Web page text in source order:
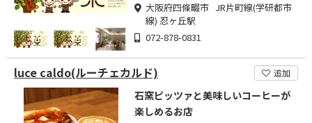
大阪府四條畷市 JR片町線(学研都市
線) 忍ヶ丘駅
072-878-0831
luce caldo(ルーチェカルド) 追加
石窯ピッツァと美味しいコーヒーが
楽しめるお店